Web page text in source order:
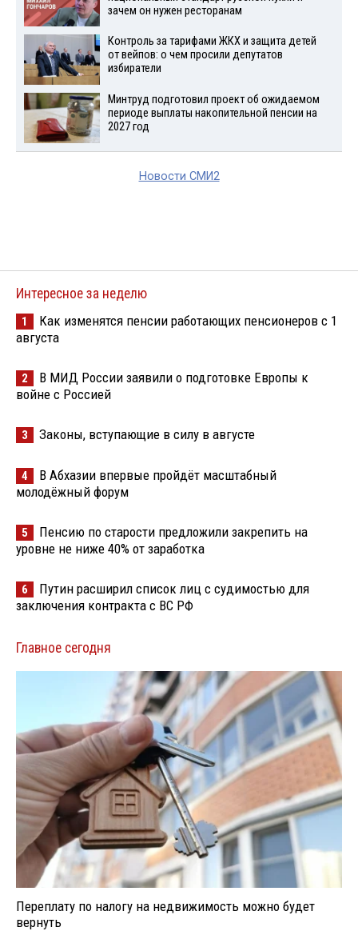
зачем он нужен ресторанам
Контроль за тарифами ЖКХ и защита детей
от вейпов: о чем просили депутатов
избиратели
Минтруд подготовил проект об ожидаемом
периоде выплаты накопительной пенсии на
2027 год
Новости СМИ2
Интересное за неделю
1
Как изменятся пенсии работающих пенсионеров с 1
августа
2
В МИД России заявили о подготовке Европы к
войне с Россией
3 Законы, вступающие в силу в августе
4
В Абхазии впервые пройдёт масштабный
молодёжный форум
5
Пенсию по старости предложили закрепить на
уровне не ниже 40% от заработка
6
Путин расширил список лиц с судимостью для
заключения контракта с ВС РФ
Главное сегодня
Переплату по налогу на недвижимость можно будет
вернуть